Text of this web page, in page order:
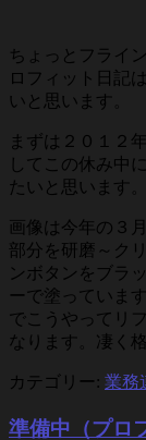
ちょっとフライ
ロフィット日記
いと思います。
まずは２０１２
してこの休み中
たいと思います。
画像は今年の３
部分を研磨～ク
ンボタンをブラ
ーで塗っていま
でこうやってリ
なります。凄く
カテゴリー: 業務
準備中（プロ